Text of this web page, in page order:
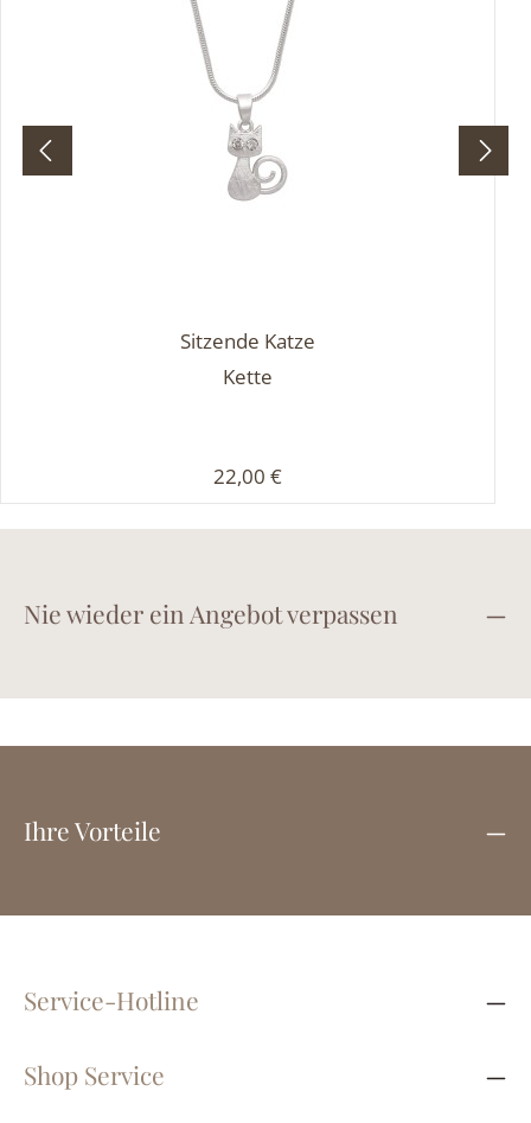
Sitzende Katze
Kette
Regulärer Preis:
22,00 €
Nie wieder ein Angebot verpassen
Ihre Vorteile
Service-Hotline
Shop Service